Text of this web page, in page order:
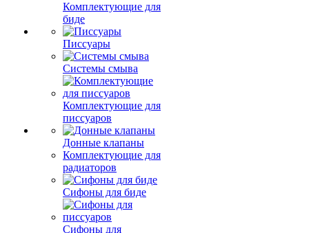
Комплектующие для
биде
Писсуары
Системы смыва
Комплектующие для
писсуаров
Донные клапаны
Комплектующие для
радиаторов
Сифоны для биде
Сифоны для